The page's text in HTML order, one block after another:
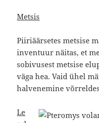
Metsis
Piiriäärsetes metsise
inventuur näitas, et
sobivusest metsise
väga hea. Vaid ühel
halvenemine
Le